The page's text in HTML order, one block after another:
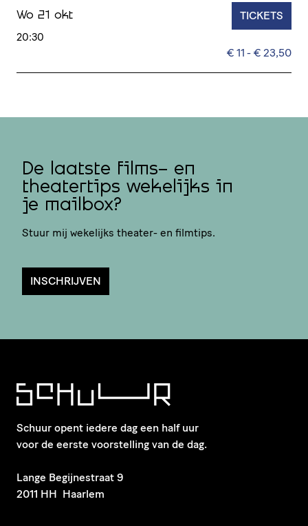
Wo 21 okt
20:30
€ 11 - € 23,50
TICKETS
De laatste films- en
theatertips wekelijks in
je mailbox?
Stuur mij wekelijks theater- en filmtips.
INSCHRIJVEN
Schuur opent iedere dag een half uur
voor de eerste voorstelling van de dag.
​Lange Begijnestraat 9
2011 HH Haarlem